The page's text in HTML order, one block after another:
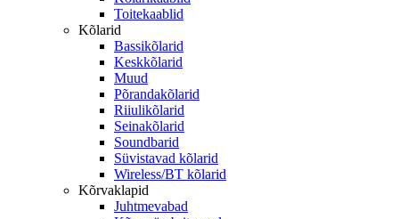
Toitekaablid
Kõlarid
Bassikõlarid
Keskkõlarid
Muud
Põrandakõlarid
Riiulikõlarid
Seinakõlarid
Soundbarid
Süvistavad kõlarid
Wireless/BT kõlarid
Kõrvaklapid
Juhtmevabad